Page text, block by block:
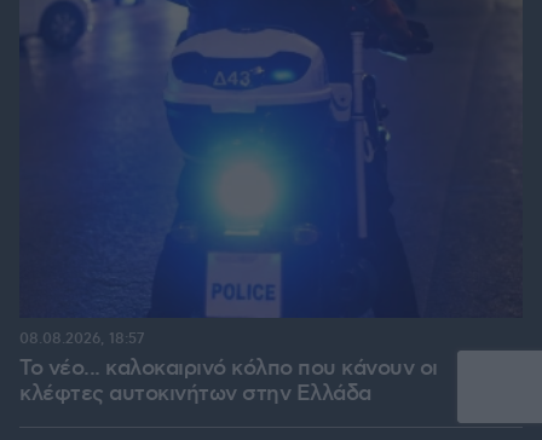
Το νέο... καλοκαιρινό κόλπο που κάνουν οι
κλέφτες αυτοκινήτων στην Ελλάδα
08.08.2026, 18:57